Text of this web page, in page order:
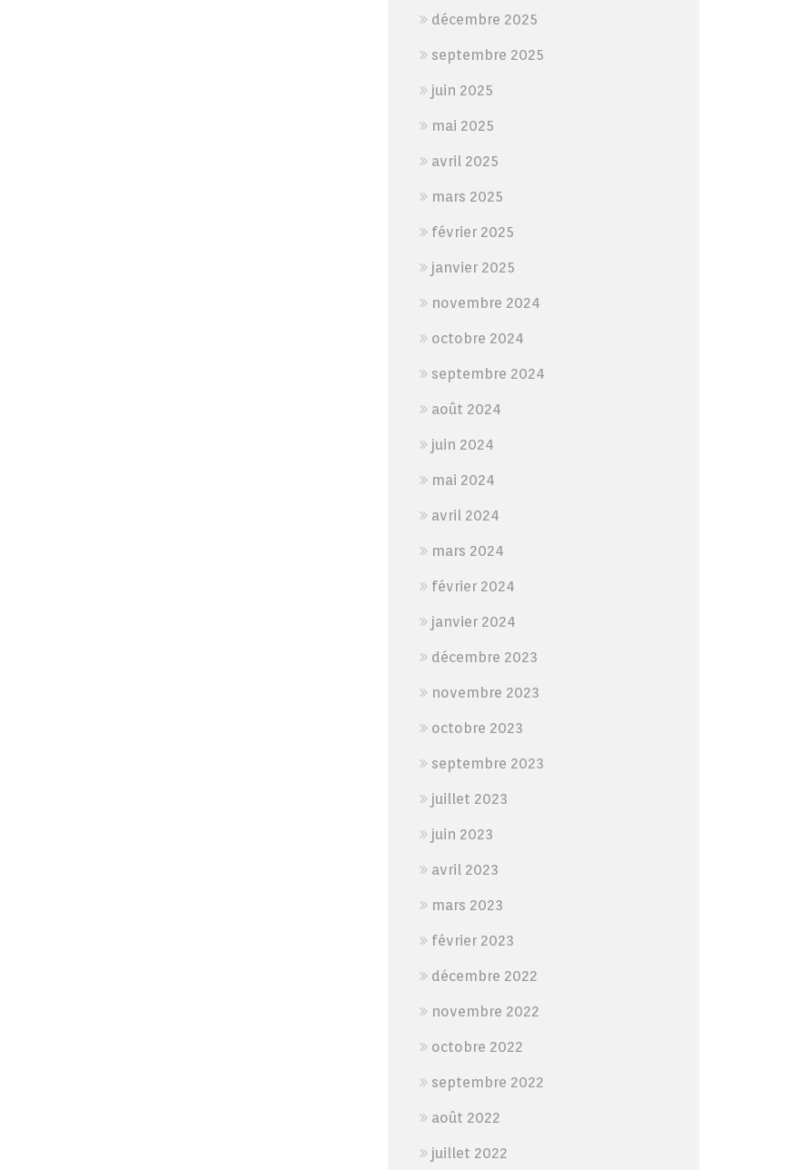
décembre 2025
septembre 2025
juin 2025
mai 2025
avril 2025
mars 2025
février 2025
janvier 2025
novembre 2024
octobre 2024
septembre 2024
août 2024
juin 2024
mai 2024
avril 2024
mars 2024
février 2024
janvier 2024
décembre 2023
novembre 2023
octobre 2023
septembre 2023
juillet 2023
juin 2023
avril 2023
mars 2023
février 2023
décembre 2022
novembre 2022
octobre 2022
septembre 2022
août 2022
juillet 2022